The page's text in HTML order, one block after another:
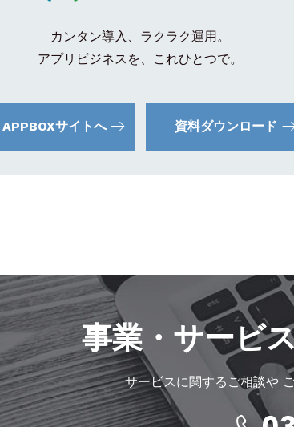
カンタン導入、ラクラク運用。
アプリビジネスを、これひとつで。
APPBOXサイトへ 資料ダウンロード
事業・サービ
サービスに関するご相談やご